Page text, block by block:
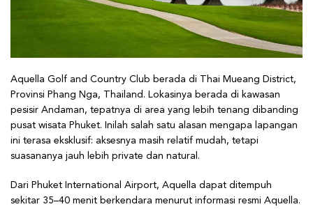
Aquella Golf and Country Club berada di Thai Mueang District,
Provinsi Phang Nga, Thailand. Lokasinya berada di kawasan
pesisir Andaman, tepatnya di area yang lebih tenang dibanding
pusat wisata Phuket. Inilah salah satu alasan mengapa lapangan
ini terasa eksklusif: aksesnya masih relatif mudah, tetapi
suasananya jauh lebih private dan natural.
Dari Phuket International Airport, Aquella dapat ditempuh
sekitar 35–40 menit berkendara menurut informasi resmi Aquella.